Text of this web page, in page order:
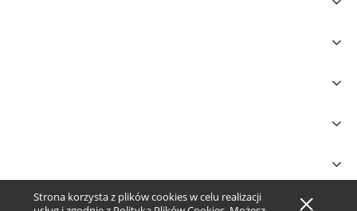
Strona korzysta z plików cookies w celu realizacji